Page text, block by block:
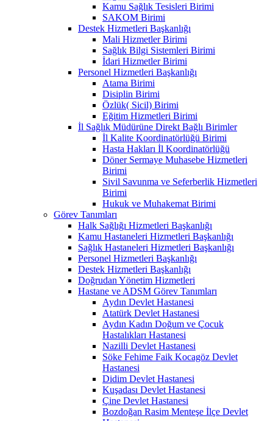
Kamu Sağlık Tesisleri Birimi
SAKOM Birimi
Destek Hizmetleri Başkanlığı
Mali Hizmetler Birimi
Sağlık Bilgi Sistemleri Birimi
İdari Hizmetler Birimi
Personel Hizmetleri Başkanlığı
Atama Birimi
Disiplin Birimi
Özlük( Sicil) Birimi
Eğitim Hizmetleri Birimi
İl Sağlık Müdürüne Direkt Bağlı Birimler
İl Kalite Koordinatörlüğü Birimi
Hasta Hakları İl Koordinatörlüğü
Döner Sermaye Muhasebe Hizmetleri
Birimi
Sivil Savunma ve Seferberlik Hizmetleri
Birimi
Hukuk ve Muhakemat Birimi
Görev Tanımları
Halk Sağlığı Hizmetleri Başkanlığı
Kamu Hastaneleri Hizmetleri Başkanlığı
Sağlık Hastaneleri Hizmetleri Başkanlığı
Personel Hizmetleri Başkanlığı
Destek Hizmetleri Başkanlığı
Doğrudan Yönetim Hizmetleri
Hastane ve ADSM Görev Tanımları
Aydın Devlet Hastanesi
Atatürk Devlet Hastanesi
Aydın Kadın Doğum ve Çocuk
Hastalıkları Hastanesi
Nazilli Devlet Hastanesi
Söke Fehime Faik Kocagöz Devlet
Hastanesi
Didim Devlet Hastanesi
Kuşadası Devlet Hastanesi
Çine Devlet Hastanesi
Bozdoğan Rasim Menteşe İlçe Devlet